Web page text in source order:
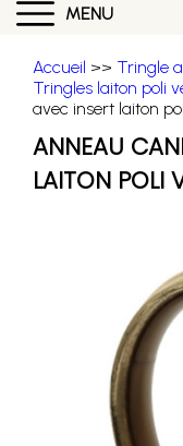
MENU
Accueil >> Tringle
Tringles laiton poli
avec insert laiton
ANNEAU
LAITON POLI